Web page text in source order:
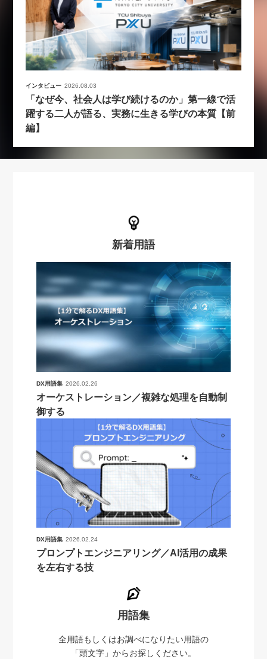
インタビュー 2026.08.03
「なぜ今、社会人は学び続けるのか」第一線で活
躍する二人が語る、実務に生きる学びの本質【前
編】
新着用語
DX用語集 2026.02.26
オーケストレーション／複雑な処理を自動制
御する
DX用語集 2026.02.24
プロンプトエンジニアリング／AI活用の成果
を左右する技
用語集
全用語もしくはお調べになりたい用語の
「頭文字」からお探しください。